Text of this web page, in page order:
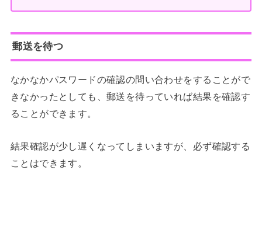
郵送を待つ
なかなかパスワードの確認の問い合わせをすることがで
きなかったとしても、郵送を待っていれば結果を確認す
ることができます。
結果確認が少し遅くなってしまいますが、必ず確認する
ことはできます。